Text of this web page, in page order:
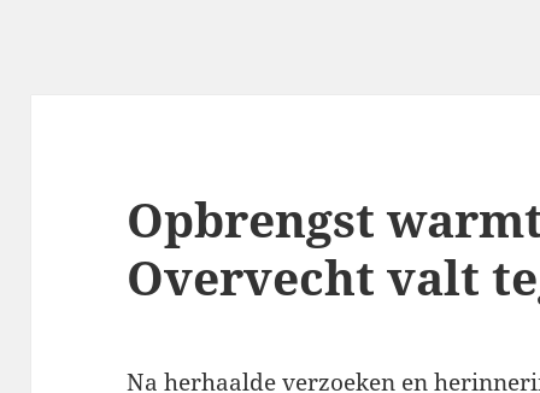
Opbrengst
Overvecht valt
Na herhaalde verzoeken en